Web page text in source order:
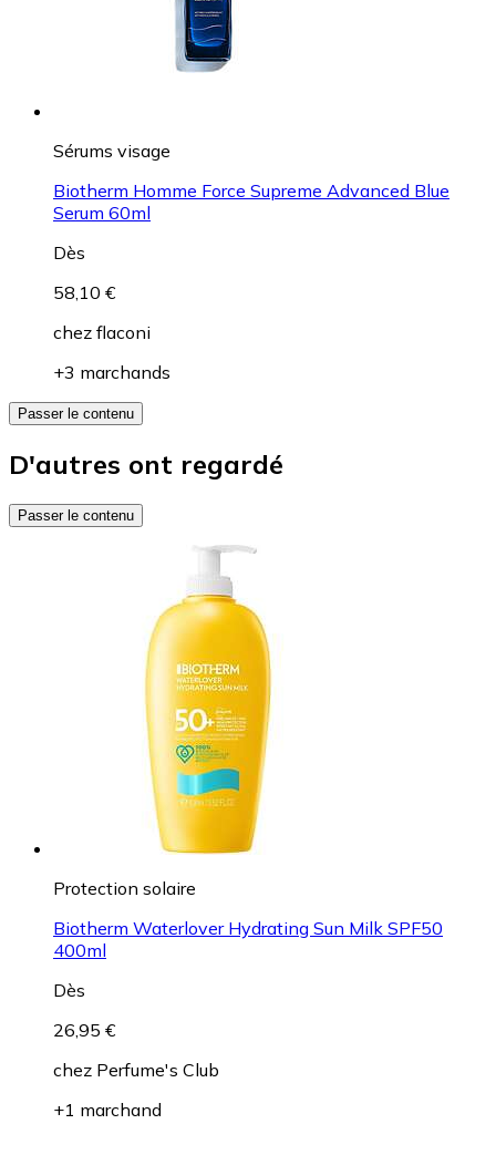
Sérums visage
Biotherm Homme Force Supreme Advanced Blue
Serum 60ml
Dès
58,10 €
chez flaconi
+3 marchands
Passer le contenu
D'autres ont regardé
Passer le contenu
Protection solaire
Biotherm Waterlover Hydrating Sun Milk SPF50
400ml
Dès
26,95 €
chez Perfume's Club
+1 marchand